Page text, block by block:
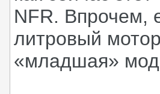
NFR. Впрочем,
литровый
«младшая»